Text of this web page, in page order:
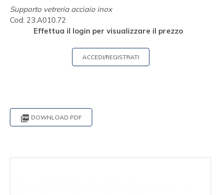
Supporto vetreria acciaio inox
Cod: 23.A010.72
Effettua il login per visualizzare il prezzo
ACCEDI/REGISTRATI
 DOWNLOAD PDF